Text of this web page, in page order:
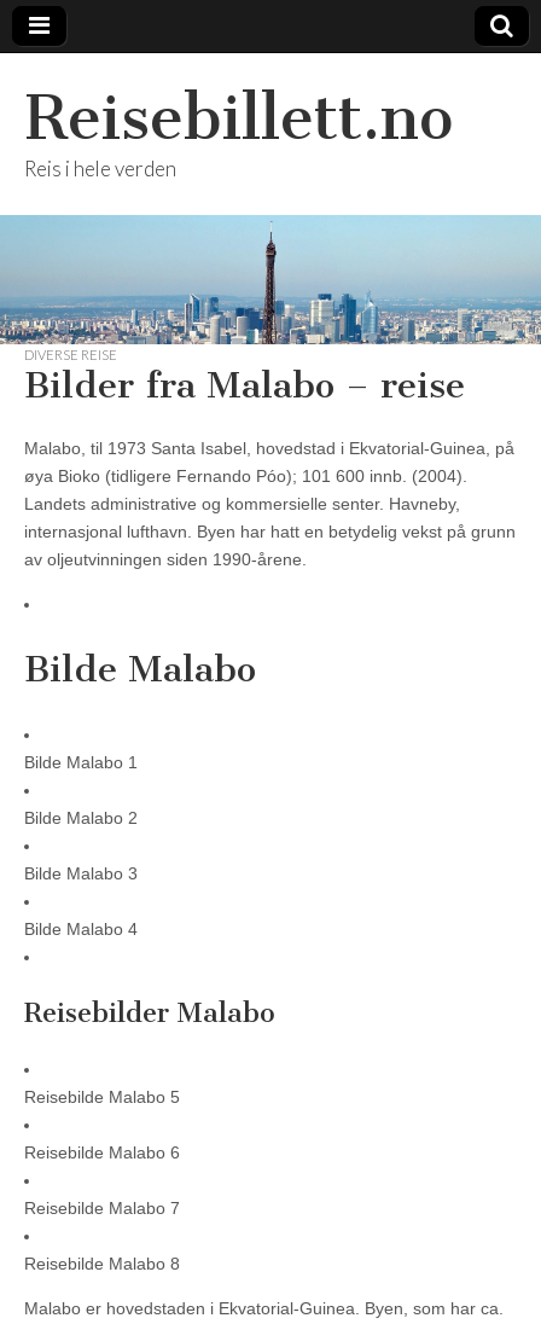
Reisebillett.no
Reis i hele verden
DIVERSE REISE
Bilder fra Malabo – reise
Malabo, til 1973 Santa Isabel, hovedstad i Ekvatorial-Guinea, på
øya Bioko (tidligere Fernando Póo); 101 600 innb. (2004).
Landets administrative og kommersielle senter. Havneby,
internasjonal lufthavn. Byen har hatt en betydelig vekst på grunn
av oljeutvinningen siden 1990-årene.
Bilde Malabo
Bilde Malabo 1
Bilde Malabo 2
Bilde Malabo 3
Bilde Malabo 4
Reisebilder Malabo
Reisebilde Malabo 5
Reisebilde Malabo 6
Reisebilde Malabo 7
Reisebilde Malabo 8
Malabo er hovedstaden i Ekvatorial-Guinea. Byen, som har ca.